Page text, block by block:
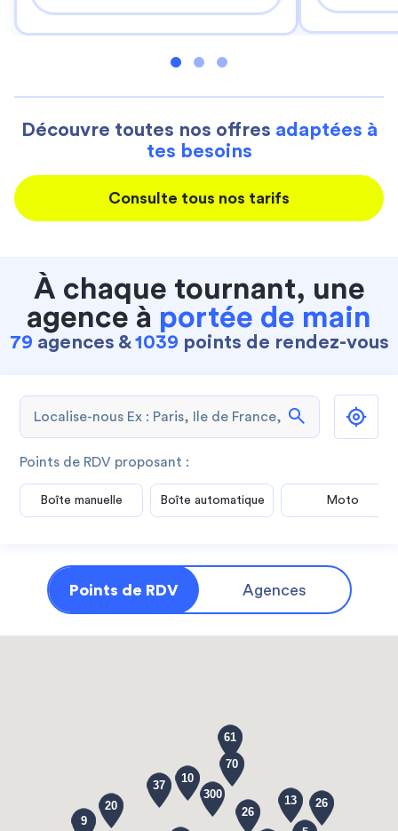
Découvre toutes nos offres adaptées à
tes besoins
Consulte tous nos tarifs
À chaque tournant, une
agence à portée de main
79 agences &1039 points de rendez-vous
search
Points de RDV proposant :
Boîte manuelle Boîte automatique Moto
Points de RDV Agences
70
26
37
300
20
9
13
61
26
10